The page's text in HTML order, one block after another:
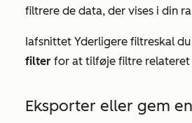
filtrere de data, der vises i din
Iafsnittet Yderligere filtreskal
filter for at tilføje filtre relateret
Eksporter eller gem